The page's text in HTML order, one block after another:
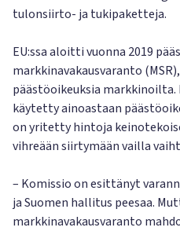
tulonsiirto- ja tukipaketteja.
EU:ssa aloitti vuonna 2019
markkinavakausvaranto
päästöoikeuksia markkinoilta.
käytetty ainoastaan
on yritetty hintoja
vihreään siirtymään vailla
– Komissio on esittänyt
ja Suomen hallitus peesaa.
markkinavakausvaranto